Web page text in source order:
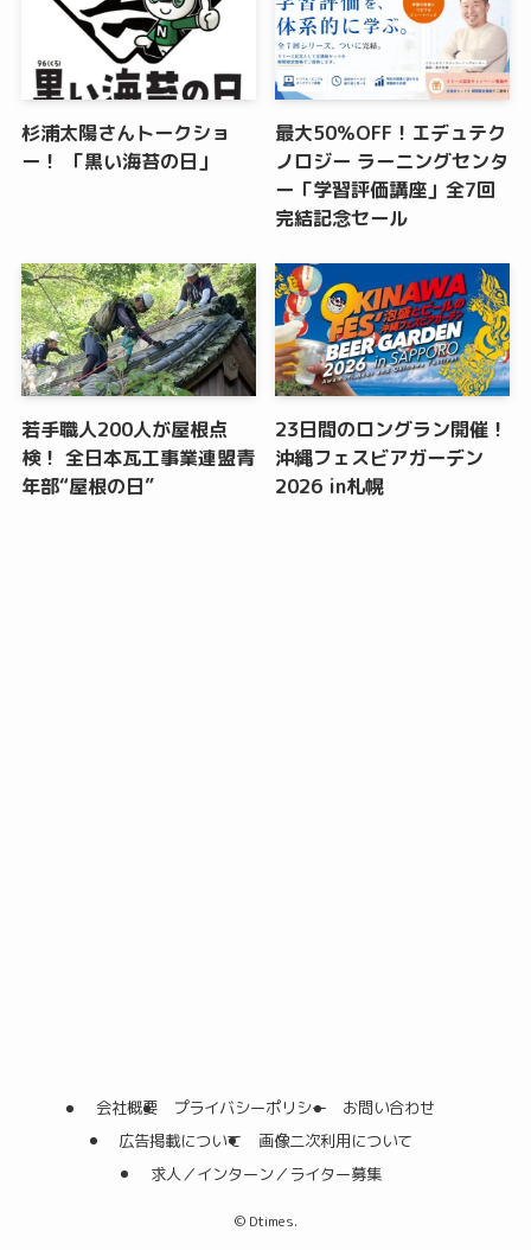
杉浦太陽さんトークショ
ー！ 「黒い海苔の日」
最大50％OFF！エデュテク
ノロジー ラーニングセンタ
ー「学習評価講座」全7回
完結記念セール
若手職人200人が屋根点
検！ 全日本瓦工事業連盟青
年部“屋根の日”
23日間のロングラン開催！
沖縄フェスビアガーデン
2026 in札幌
会社概要 プライバシーポリシー
お問い合わせ
広告掲載について
画像二次利用について
求人／インターン／ライター募集
©Dtimes.